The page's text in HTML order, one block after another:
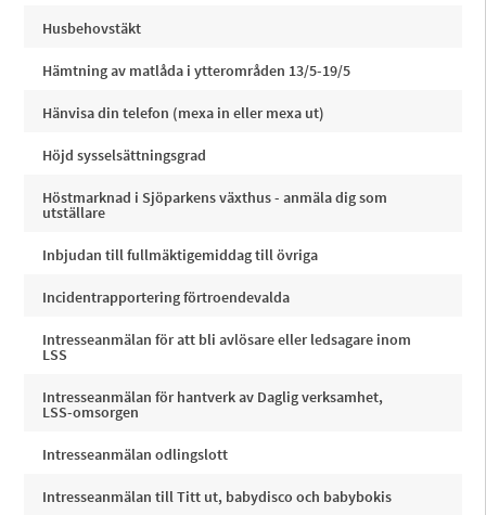
Husbehovstäkt
Hämtning av matlåda i ytterområden 13/5-19/5
Hänvisa din telefon (mexa in eller mexa ut)
Höjd sysselsättningsgrad
Höstmarknad i Sjöparkens växthus - anmäla dig som
utställare
Inbjudan till fullmäktigemiddag till övriga
Incidentrapportering förtroendevalda
Intresseanmälan för att bli avlösare eller ledsagare inom
LSS
Intresseanmälan för hantverk av Daglig verksamhet,
LSS-omsorgen
Intresseanmälan odlingslott
Intresseanmälan till Titt ut, babydisco och babybokis